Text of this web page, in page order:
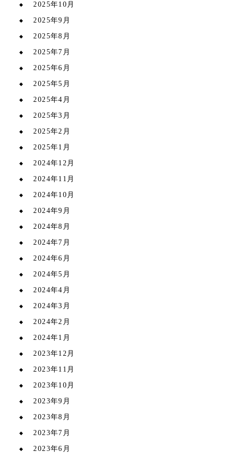
2025年10月
2025年9月
2025年8月
2025年7月
2025年6月
2025年5月
2025年4月
2025年3月
2025年2月
2025年1月
2024年12月
2024年11月
2024年10月
2024年9月
2024年8月
2024年7月
2024年6月
2024年5月
2024年4月
2024年3月
2024年2月
2024年1月
2023年12月
2023年11月
2023年10月
2023年9月
2023年8月
2023年7月
2023年6月